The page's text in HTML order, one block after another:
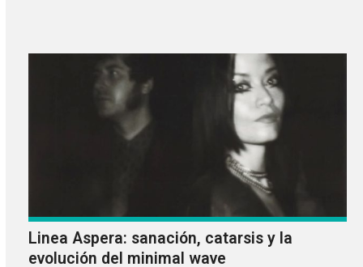
Linea Aspera: sanación, catarsis y la
evolución del minimal wave